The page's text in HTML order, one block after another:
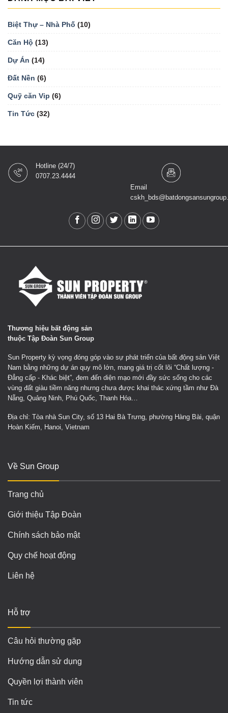
Biệt Thự – Nhà Phố (10)
Căn Hộ (13)
Dự Án (14)
Đất Nền (6)
Quỹ căn Vip (6)
Tin Tức (32)
Hotline (24/7)
0707.23.4444
Email
Thương hiệu bất động sản
thuộc Tập Đoàn Sun Group
Sun Property kỳ vọng đóng góp vào sự phát triển của bất động sản Việt
Nam bằng những dự án quy mô lớn, mang giá trị cốt lõi “Chất lượng -
Đẳng cấp - Khác biệt”, đem đến diện mạo mới đầy sức sống cho các
vùng đất giàu tiềm năng nhưng chưa được khai thác xứng tầm như Đà
Nẵng, Quảng Ninh, Phú Quốc, Thanh Hóa…
Địa chỉ: Tòa nhà Sun City, số 13 Hai Bà Trưng, phường Hàng Bài, quận
Hoàn Kiếm, Hanoi, Vietnam
Về Sun Group
Trang chủ
Giới thiệu Tập Đoàn
Chính sách bảo mật
Quy chế hoạt động
Liên hệ
Hỗ trợ
Câu hỏi thường gặp
Hướng dẫn sử dụng
Quyền lợi thành viên
Tin tức